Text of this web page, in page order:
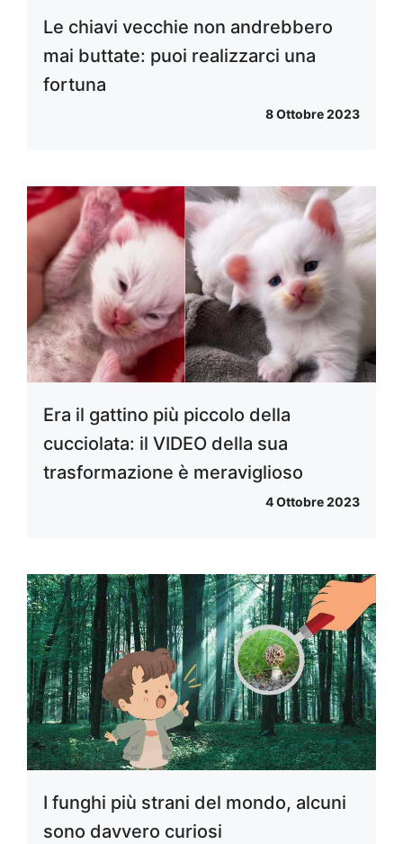
Le chiavi vecchie non andrebbero
mai buttate: puoi realizzarci una
fortuna
8 Ottobre 2023
Era il gattino più piccolo della
cucciolata: il VIDEO della sua
trasformazione è meraviglioso
4 Ottobre 2023
I funghi più strani del mondo, alcuni
sono davvero curiosi